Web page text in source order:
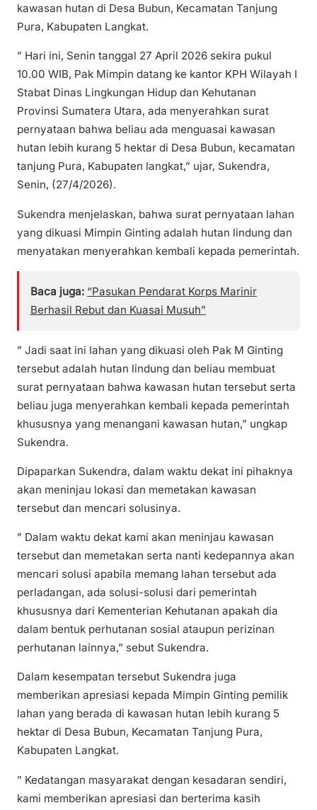
kawasan hutan di Desa Bubun, Kecamatan Tanjung
Pura, Kabupaten Langkat.
” Hari ini, Senin tanggal 27 April 2026 sekira pukul
10.00 WIB, Pak Mimpin datang ke kantor KPH Wilayah I
Stabat Dinas Lingkungan Hidup dan Kehutanan
Provinsi Sumatera Utara, ada menyerahkan surat
pernyataan bahwa beliau ada menguasai kawasan
hutan lebih kurang 5 hektar di Desa Bubun, kecamatan
tanjung Pura, Kabupaten langkat,” ujar, Sukendra,
Senin, (27/4/2026).
Sukendra menjelaskan, bahwa surat pernyataan lahan
yang dikuasi Mimpin Ginting adalah hutan lindung dan
menyatakan menyerahkan kembali kepada pemerintah.
Baca juga: “Pasukan Pendarat Korps Marinir
Berhasil Rebut dan Kuasai Musuh”
” Jadi saat ini lahan yang dikuasi oleh Pak M Ginting
tersebut adalah hutan lindung dan beliau membuat
surat pernyataan bahwa kawasan hutan tersebut serta
beliau juga menyerahkan kembali kepada pemerintah
khususnya yang menangani kawasan hutan,” ungkap
Sukendra.
Dipaparkan Sukendra, dalam waktu dekat ini pihaknya
akan meninjau lokasi dan memetakan kawasan
tersebut dan mencari solusinya.
” Dalam waktu dekat kami akan meninjau kawasan
tersebut dan memetakan serta nanti kedepannya akan
mencari solusi apabila memang lahan tersebut ada
perladangan, ada solusi-solusi dari pemerintah
khususnya dari Kementerian Kehutanan apakah dia
dalam bentuk perhutanan sosial ataupun perizinan
perhutanan lainnya,” sebut Sukendra.
Dalam kesempatan tersebut Sukendra juga
memberikan apresiasi kepada Mimpin Ginting pemilik
lahan yang berada di kawasan hutan lebih kurang 5
hektar di Desa Bubun, Kecamatan Tanjung Pura,
Kabupaten Langkat.
” Kedatangan masyarakat dengan kesadaran sendiri,
kami memberikan apresiasi dan berterima kasih